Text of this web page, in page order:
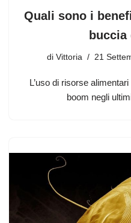
Quali sono i
buccia
di Vittoria 21
L’uso di risorse
boom negli